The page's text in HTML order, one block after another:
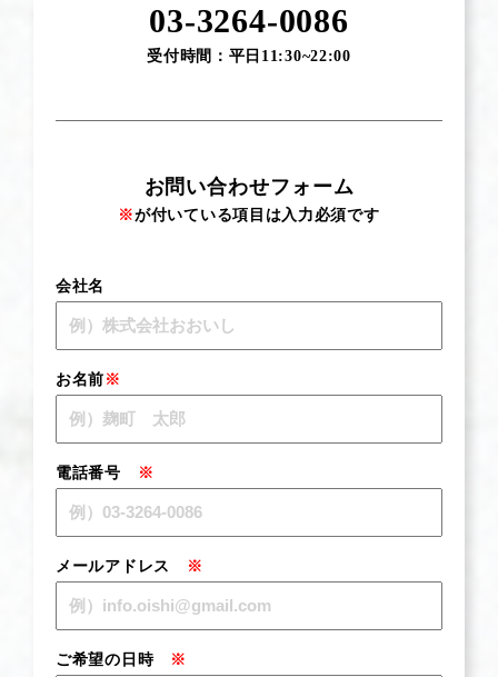
03-3264-0086
受付時間：平日11:30~22:00
お問い合わせフォーム
※が付いている項目は入力必須です
会社名
お名前 ※
電話番号 ※
メールアドレス ※
ご希望の日時 ※